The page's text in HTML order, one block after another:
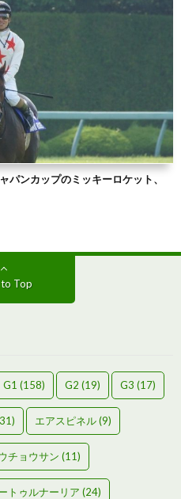
パンカップのミッキーロケット、
to Top
G1 (158) G2 (19) G3 (17)
エアスピネル(9)
チョウサン (11)
トゥルナーリア (24)